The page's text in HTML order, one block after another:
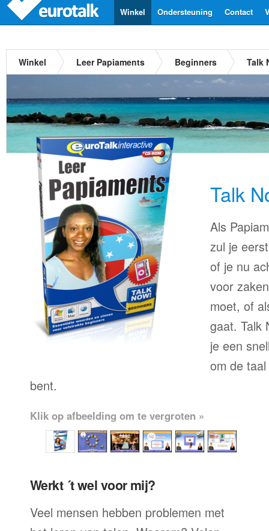
Contact
Ondersteuning
Winkel
Winkel Leer Papiaments Beginners Talk
Talk
Als
zul je
of je nu
voor
moet, of
gaat. Talk
je een
om de
bent.
Klik op afbeelding om te vergroten »
Werkt ´t wel voor mij?
Veel mensen hebben problemen met